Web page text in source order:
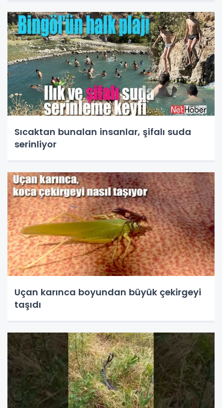
Sıcaktan bunalan insanlar, şifalı suda
serinliyor
Uçan karınca boyundan büyük çekirgeyi
taşıdı